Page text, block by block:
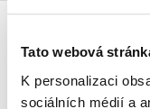
Tato webová
K personalizaci
sociálních médií a
26 Kč
31,46 Kč